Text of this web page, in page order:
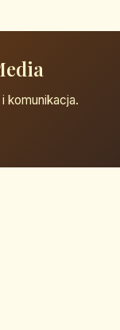
komunikacja.